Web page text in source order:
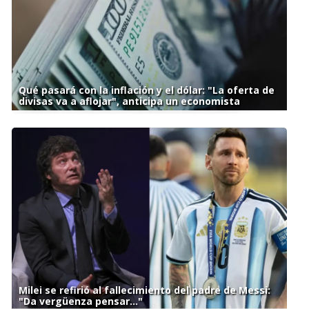
Qué pasará con la inflación y el dólar: "La oferta de
divisas va a aflojar", anticipa un economista
Milei se refirió al fallecimiento del padre de Messi:
"Da vergüenza pensar..."